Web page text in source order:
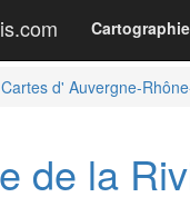
Cartographie
Cartes d' Auvergne-
de la